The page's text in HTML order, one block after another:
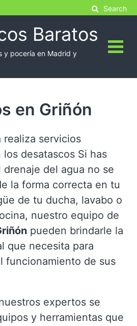
Search
Baratos
y pocería en Madrid y
en Griñón
realiza servicios
desatascos Si has
del agua no se
la forma correcta en tu
de tu ducha, lavabo o
nuestro equipo de
pueden brindarle la
que necesita para
funcionamiento de sus
expertos se
y herramientas que